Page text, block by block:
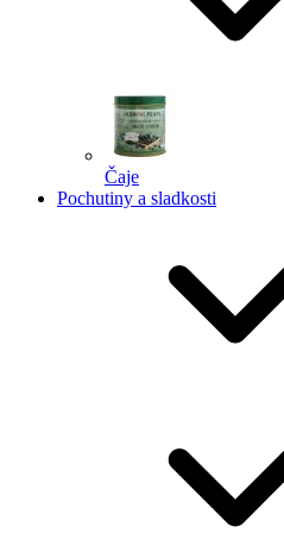
Čaje
Pochutiny a sladkosti